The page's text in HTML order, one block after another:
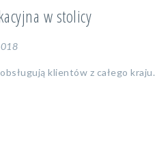
w stolicy
klientów z całego kraju.